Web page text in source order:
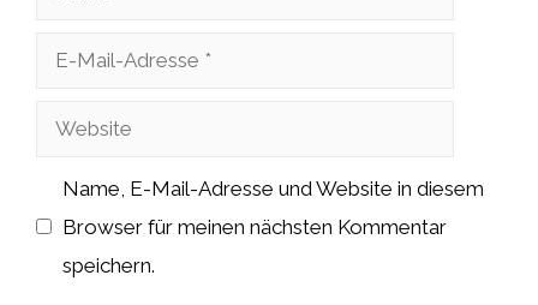
Adresse
Website
Name, E-Mail-Adresse und Website in diesem
Browser für meinen nächsten Kommentar
speichern.